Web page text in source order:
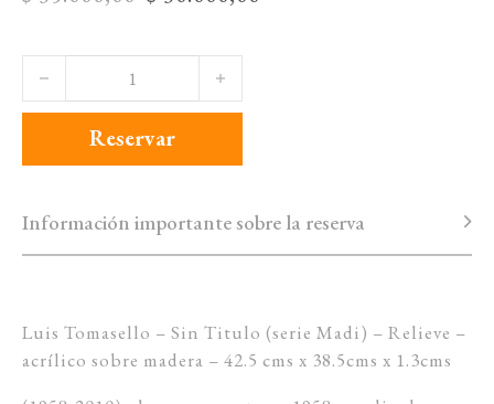
Luis Tomasello - Sin Título (Serie MADI) cantidad
Reservar
Información importante sobre la reserva
Luis Tomasello – Sin Titulo (serie Madi) – Relieve –
acrílico sobre madera – 42.5 cms x 38.5cms x 1.3cms